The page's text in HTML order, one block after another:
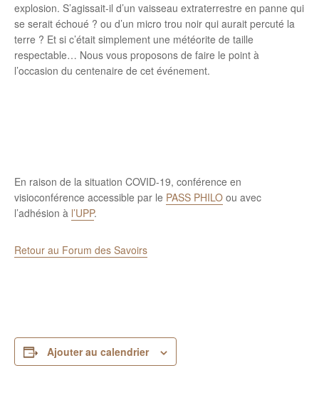
explosion. S’agissait-il d’un vaisseau extraterrestre en panne qui
se serait échoué ? ou d’un micro trou noir qui aurait percuté la
terre ? Et si c’était simplement une météorite de taille
respectable… Nous vous proposons de faire le point à
l’occasion du centenaire de cet événement.
En raison de la situation COVID-19, conférence en
visioconférence accessible par le PASS PHILO ou avec
l’adhésion à l’UPP.
Retour au Forum des Savoirs
Ajouter au calendrier